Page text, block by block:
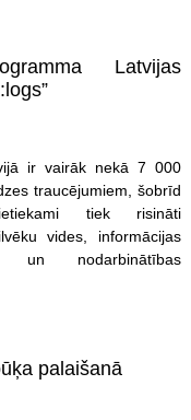
Latvijas
ir vairāk nekā 7 000
traucējumiem, šobrīd
tiek risināti
vides, informācijas
un nodarbinātības
palaišanā